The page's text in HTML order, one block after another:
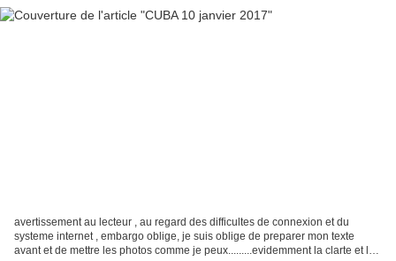
avertissement au lecteur , au regard des difficultes de connexion et du
systeme internet , embargo oblige, je suis oblige de preparer mon texte
avant et de mettre les photos comme je peux.........evidemment la clarte et les